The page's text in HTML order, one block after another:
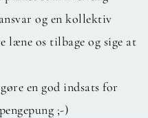
og en kollektiv
læne os tilbage og sige at
en god indsats for
;-)